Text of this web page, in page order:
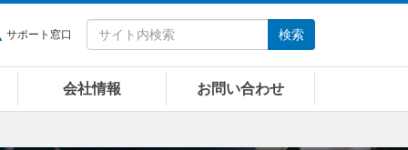
サポート窓口 検索
会社情報 お問い合わせ